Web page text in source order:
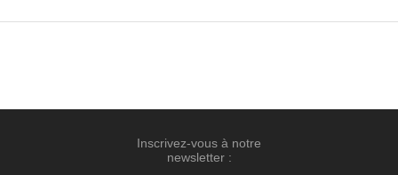
Inscrivez-vous à notre
newsletter :